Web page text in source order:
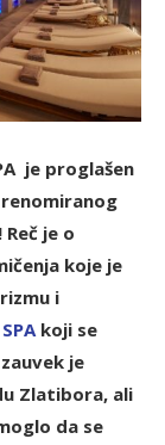
je proglašen
je o
koje je
i
koji se
je
Zlatibora, ali
da se